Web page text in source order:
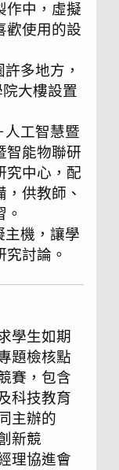
作中，虛擬
歡使用的設
多地方，
大樓設置
人工智慧暨
智能物聯研
究中心，配
供教師、
主機，讓學
討論。
學生如期
題檢核點
賽，包含
科技教育
主辦的
新競
理協進會